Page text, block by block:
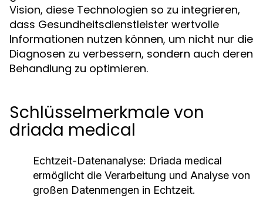
Vision, diese Technologien so zu integrieren,
dass Gesundheitsdienstleister wertvolle
Informationen nutzen können, um nicht nur die
Diagnosen zu verbessern, sondern auch deren
Behandlung zu optimieren.
Schlüsselmerkmale von
driada medical
Echtzeit-Datenanalyse: Driada medical
ermöglicht die Verarbeitung und Analyse von
großen Datenmengen in Echtzeit.